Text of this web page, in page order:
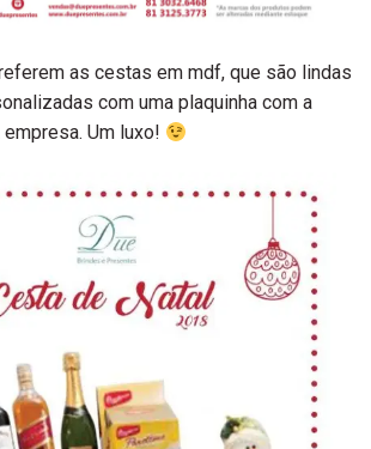
as cestas em mdf, que são lindas
com uma plaquinha com a
Um luxo!